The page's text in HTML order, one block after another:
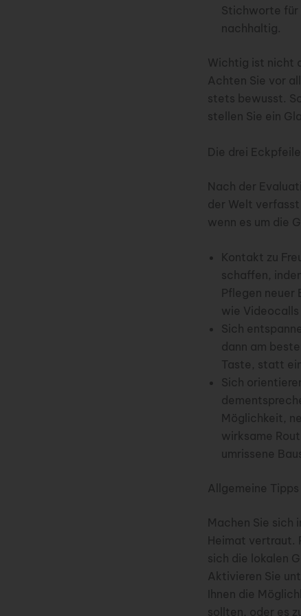
Stichworte für
nachhaltig.
Wichtig ist nicht
Achten Sie vor
stets bewusst.
stellen Sie ein
Die drei
Nach der
der Welt
wenn es um die
Kontakt zu
schaffen,
Pflegen neuer
wie Videocalls
Sich
dann am
Taste, statt
Sich
Möglichkeit,
wirksame
umrissene
Allgemeine
Machen Sie sich
Heimat vertraut.
sich die lokalen
Aktivieren Sie
Ihnen die
sollten, oder es